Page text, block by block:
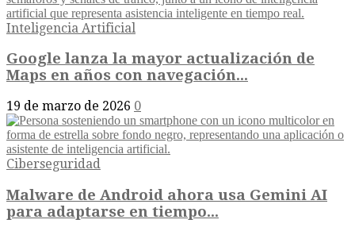
Inteligencia Artificial
Google lanza la mayor actualización de
Maps en años con navegación...
19 de marzo de 2026 0
Ciberseguridad
Malware de Android ahora usa Gemini AI
para adaptarse en tiempo...